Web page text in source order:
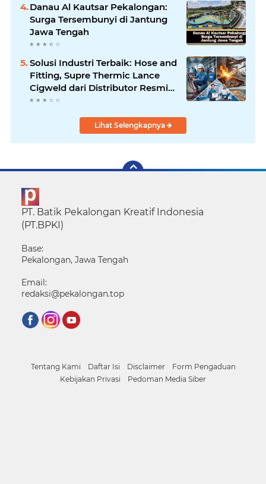
Danau Al Kautsar Pekalongan:
Surga Tersembunyi di Jantung
Jawa Tengah
Solusi Industri Terbaik: Hose and
Fitting, Supre Thermic Lance
Cigweld dari Distributor Resmi
Indonesia
Lihat Selengkapnya
PT. Batik Pekalongan Kreatif Indonesia
(PT.BPKI)
Base:
Pekalongan, Jawa Tengah
Email:
redaksi@pekalongan.top
Tentang Kami Daftar Isi Disclaimer
Form Pengaduan
Kebijakan Privasi
Pedoman Media Siber